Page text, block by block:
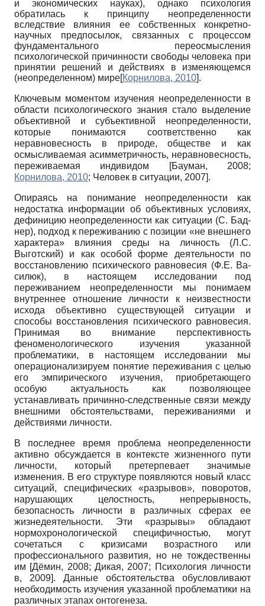
и экономических науках), однако психология
обратилась к принципу неопределенности
вследствие влияния ее собственных конкретно-
научных предпосылок, связанных с процессом
фундаментального переосмысления
психологической причинности свободы человека при
принятии решений и действиях в изменяющемся
(неопределенном) мире[Корнилова, 2010].
Ключевым моментом изучения неопределенности в
области психологического знания стало выделение
объективной и субъективной неопределенности,
которые понимаются соответственно как
неравновесность в природе, обществе и как
осмысливаемая асимметричность, неравновесность,
переживаемая индивидом
[Бауман, 2008;
Корнилова, 2010; Человек в ситуации, 2007].
Опираясь на понимание неопределенности как
недостатка информации об объективных условиях,
дефиницию неопределенности как ситуации (С. Бад-
нер), подход к переживанию с позиции «не внешнего
характера» влияния среды на личность (Л.С.
Выготский) и как особой форме деятельности по
восстановлению психического равновесия (Ф.Е. Ва­
силюк), в настоящем исследовании под
переживанием неопределенности мы понимаем
внутреннее отношение личности к неизвестности
исхода объективно существующей ситуации и
способы восстановления психического равновесия.
Принимая во внимание перспективность
феноменологического изучения указанной
проблематики, в настоящем исследовании мы
операционализируем понятие переживания с целью
его эмпирического изучения, приобретающего
особую актуальность как позволяющее
устанавливать причинно-следственные связи между
внешними обстоятельствами, переживаниями и
действиями личности.
В последнее время проблема неопределенности
активно обсуждается в контексте жизненного пути
личности, который претерпевает значимые
изменения. В его структуре появляются новый класс
ситуаций, специфических «разрывов», поворотов,
нарушающих целостность, непрерывность,
безопасность личности в различных сферах ее
жизнедеятельности. Эти «разрывы» обладают
нормо­хронологической специфичностью, могут
сочетаться с кризисами возрастного или
профессионального развития, но не тождественны
им [Дёмин, 2008;Дикая, 2007; Психология личности
в, 2009]. Данные обстоятельства обусловливают
необходимость изучения указанной проблематики на
различных этапах онтогенеза.